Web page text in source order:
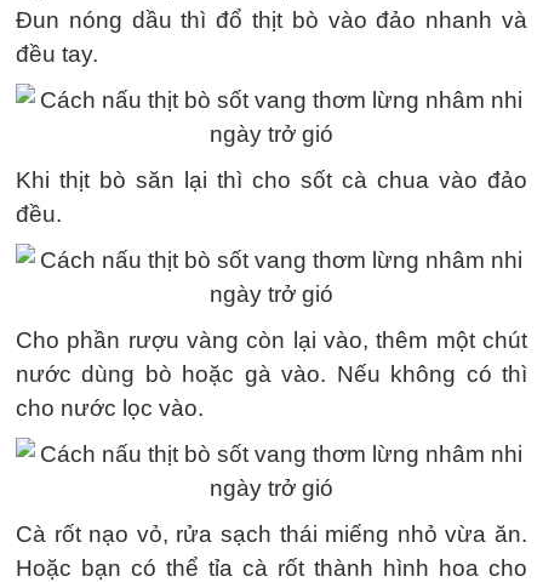
Đun nóng dầu thì đổ thịt bò vào đảo nhanh và
đều tay.
Khi thịt bò săn lại thì cho sốt cà chua vào đảo
đều.
Cho phần rượu vàng còn lại vào, thêm một chút
nước dùng bò hoặc gà vào. Nếu không có thì
cho nước lọc vào.
Cà rốt nạo vỏ, rửa sạch thái miếng nhỏ vừa ăn.
Hoặc bạn có thể tỉa cà rốt thành hình hoa cho